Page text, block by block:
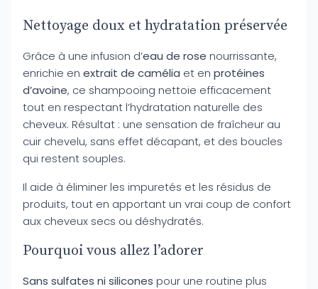
Nettoyage doux et hydratation préservée
Grâce à une infusion d’eau de rose nourrissante,
enrichie en extrait de camélia et en protéines
d’avoine, ce shampooing nettoie efficacement
tout en respectant l’hydratation naturelle des
cheveux. Résultat : une sensation de fraîcheur au
cuir chevelu, sans effet décapant, et des boucles
qui restent souples.
Il aide à éliminer les impuretés et les résidus de
produits, tout en apportant un vrai coup de confort
aux cheveux secs ou déshydratés.
Pourquoi vous allez l’adorer
Sans sulfates ni silicones pour une routine plus